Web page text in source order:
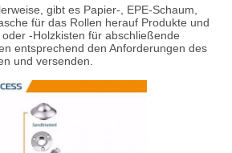
gibt es Papier-, EPE-Schaum,
für das Rollen herauf Produkte und
-Holzkisten für abschließende
entsprechend den Anforderungen des
und versenden.